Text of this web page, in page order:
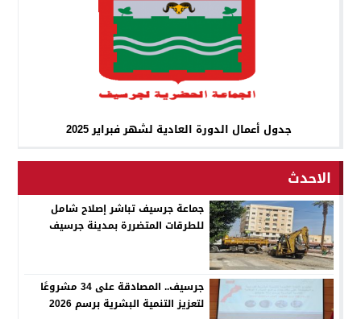
جدول أعمال الدورة العادية لشهر فبراير 2025
الاحدث
جماعة جرسيف تباشر إصلاح شامل
للطرقات المتضررة بمدينة جرسيف
جرسيف.. المصادقة على 34 مشروعًا
لتعزيز التنمية البشرية برسم 2026